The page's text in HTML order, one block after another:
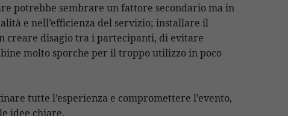
potrebbe sembrare un fattore secondario ma in
e nell’efficienza del servizio; installare il
creare disagio tra i partecipanti, di evitare
molto sporche per il troppo utilizzo in poco
tutte l’esperienza e compromettere l’evento,
idee chiare.